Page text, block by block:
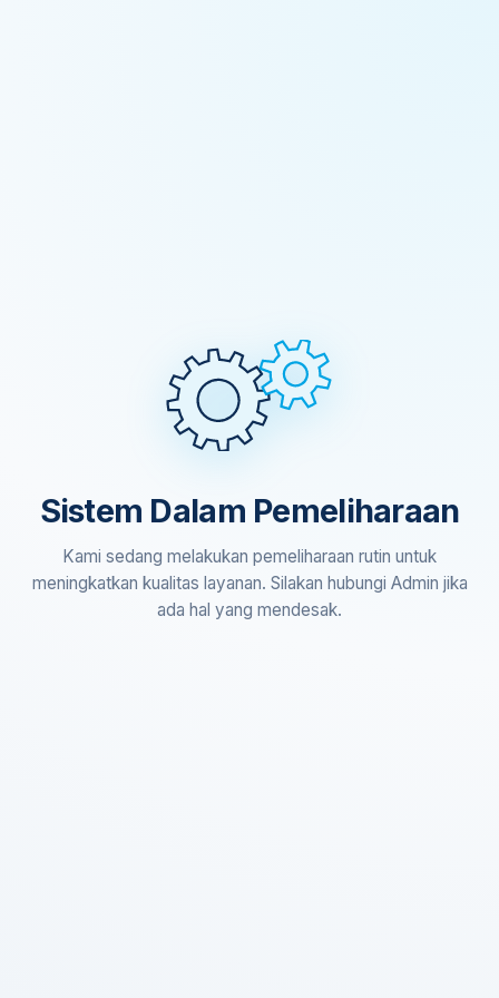
Sistem Dalam Pemeliharaan
Kami sedang melakukan pemeliharaan rutin untuk
meningkatkan kualitas layanan. Silakan hubungi Admin jika
ada hal yang mendesak.